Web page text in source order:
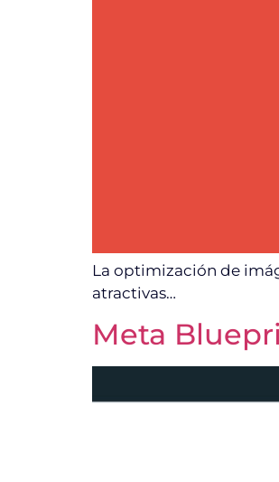
La optimización de
atractivas…
Meta